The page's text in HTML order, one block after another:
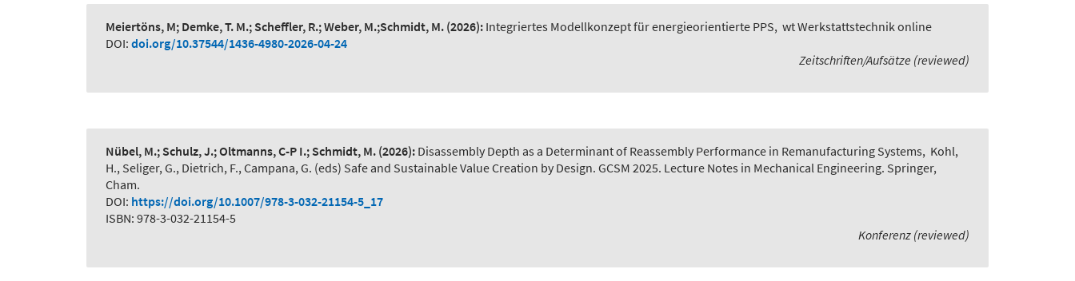
Meiertöns, M; Demke, T. M.; Scheffler, R.; Weber, M.;Schmidt, M. (2026): Integriertes Modellkonzept für energieorientierte PPS, wt Werkstattstechnik online
DOI: doi.org/10.37544/1436-4980-2026-04-24
Zeitschriften/Aufsätze (reviewed)
Nübel, M.; Schulz, J.; Oltmanns, C-P I.; Schmidt, M. (2026): Disassembly Depth as a Determinant of Reassembly Performance in Remanufacturing Systems, Kohl,
H., Seliger, G., Dietrich, F., Campana, G. (eds) Safe and Sustainable Value Creation by Design. GCSM 2025. Lecture Notes in Mechanical Engineering. Springer,
Cham.
DOI: https://doi.org/10.1007/978-3-032-21154-5_17
ISBN: 978-3-032-21154-5
Konferenz (reviewed)